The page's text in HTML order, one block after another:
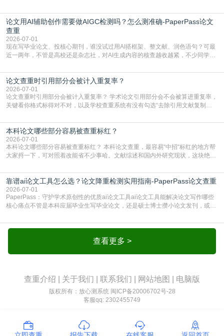
查数值误导。知网（CNKI）是学校定稿检测的绝对主流。本科用PMLC，含大学
生联合比对库，能比历届学长论文，硕博用VIP/TMLC，含学术论文联合比对
库，期刊投稿用AMLMC/SML
论文用AI辅助创作需要做AIGC检测吗？怎么测准确-PaperPass论文
查重
2026-07-01
现在写毕业论文、投核心期刊，谁没试过用AI搭框架、整文献、润色语句？可最
近一两年，不管是高校还是杂志社，对AI生成内容的核查越收越紧，不少同学投
真的太亏。提前做AIGC检测，已经成了很多过来人交稿前必做的一步。为什么
AIGC检测成了论文答辩投稿前的必备项？可能还有不少人觉得，我就用AI搭了个
框架，内容都是自己写的，至于做AIG
论文查重时引用部分会被计入重复率？
2026-07-01
论文查重时引用部分会被计入重复率？ 学术论文引用部分会不会被算进重复率，
关键看你格式标得对不对，以及学校查重系统有没有勾选“去除引用文献复制
独占一行，每条文献用[1][2]方括号编号、与正文一一对应，著录项符合GB/T
7714（作者、题名、刊名、年、卷期、页码齐全，标点用半角）；查重系统识别
成功后通常把这段标为引用，
本科论文哪些部分容易被查重标红？
2026-07-01
本科论文哪些部分容易被查重标红？ 本科论文查重，最容易“中招“标红的地方帮
大家捋一下，可对照着改能省不少事哈。文献综述和国内外研究现状，这块绝对
乎一模一样的话，你要是直接复制百度百科、教材或别人写好的综述段落，系统
一抓一个准，整段飘红。研究背景、意义和方法描述也是不可避免，比如“本文采
用问卷调查法““运用SPSS软件进行数据分
靠谱ai论文工具怎么选？论文降重检测实用指南-PaperPass论文查重
2026-07-01
PaperPass：守护学术原创性的优质ai论文工具ai论文工具能解决论文写作哪些
核心痛点不管是本科应届毕业生写毕业论文，还是硕士博士攒小论文发刊，或是
自己逐句读逐句改，熬好几个大夜不说，还经常改不到点上，交上去才发现重复
率超标，再返工太折腾。现在有了成熟的ai论文工具，这些痛点基本都能高效解
决。靠谱的ai论文工具，不止能帮你梳查看更多 >
查重介绍 关于我们 联系我们 网站地图 电脑版
版权所有：放心测系统 闽ICP备20006702号-28
客服qq: 2302455749